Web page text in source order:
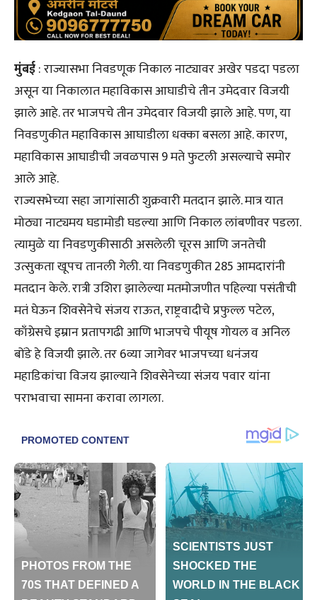
मुंबई: राज्यासभा निवडणूक निकाल नाट्यावर अखेर पडदा पडला
असून या निकालात महाविकास आघाडीचे तीन उमेदवार विजयी
झाले आहे. तर भाजपचे तीन उमेदवार विजयी झाले आहे. पण, या
निवडणुकीत महाविकास आघाडीला धक्का बसला आहे. कारण,
महाविकास आघाडीची जवळपास 9 मते फुटली असल्याचे समोर
आले आहे.
राज्यसभेच्या सहा जागांसाठी शुक्रवारी मतदान झाले. मात्र यात
मोठ्या नाट्यमय घडामोडी घडल्या आणि निकाल लांबणीवर पडला.
त्यामुळे या निवडणुकीसाठी असलेली चूरस आणि जनतेची
उत्सुकता खूपच तानली गेली. या निवडणुकीत 285 आमदारांनी
मतदान केले. रात्री उशिरा झालेल्या मतमोजणीत पहिल्या पसंतीची
मतं घेऊन शिवसेनेचे संजय राऊत, राष्ट्रवादीचे प्रफुल्ल पटेल,
काँग्रेसचे इम्रान प्रतापगढी आणि भाजपचे पीयूष गोयल व अनिल
बोंडे हे विजयी झाले. तर 6व्या जागेवर भाजपच्या धनंजय
महाडिकांचा विजय झाल्याने शिवसेनेच्या संजय पवार यांना
पराभवाचा सामना करावा लागला.